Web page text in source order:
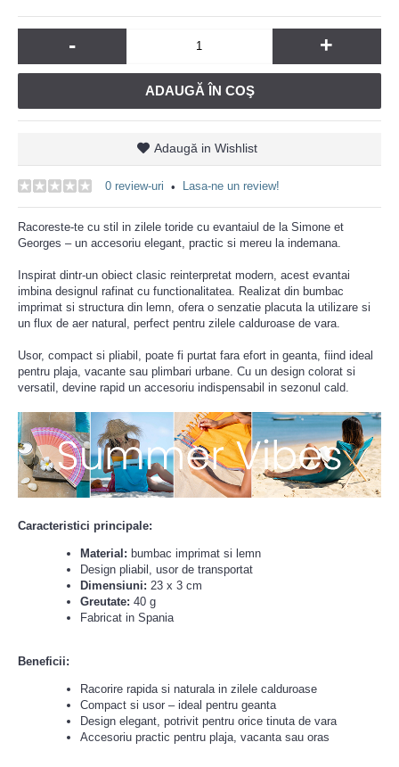
- +
ADAUGĂ ÎN COŞ
Adaugă in Wishlist
0 review-uri • Lasa-ne un review!
Racoreste-te cu stil in zilele toride cu evantaiul de la Simone et
Georges – un accesoriu elegant, practic si mereu la indemana.
Inspirat dintr-un obiect clasic reinterpretat modern, acest evantai
imbina designul rafinat cu functionalitatea. Realizat din bumbac
imprimat si structura din lemn, ofera o senzatie placuta la utilizare si
un flux de aer natural, perfect pentru zilele calduroase de vara.
Usor, compact si pliabil, poate fi purtat fara efort in geanta, fiind ideal
pentru plaja, vacante sau plimbari urbane. Cu un design colorat si
versatil, devine rapid un accesoriu indispensabil in sezonul cald.
Caracteristici principale:
Material: bumbac imprimat si lemn
Design pliabil, usor de transportat
Dimensiuni: 23 x 3 cm
Greutate: 40 g
Fabricat in Spania
Beneficii:
Racorire rapida si naturala in zilele calduroase
Compact si usor – ideal pentru geanta
Design elegant, potrivit pentru orice tinuta de vara
Accesoriu practic pentru plaja, vacanta sau oras